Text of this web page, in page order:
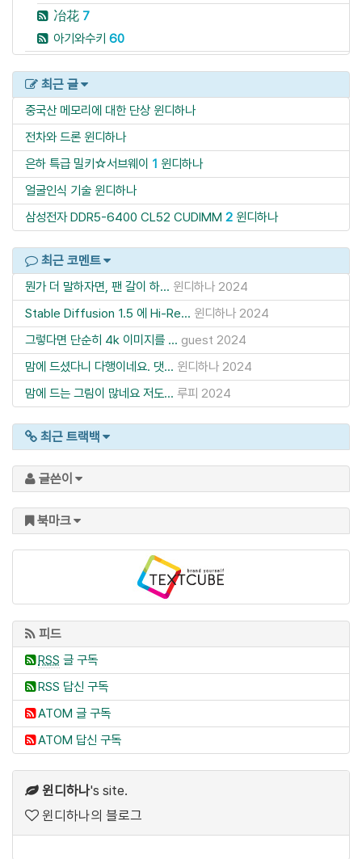
冶花 7
아기와수키 60
최근 글
중국산 메모리에 대한 단상 윈디하나
전차와 드론 윈디하나
은하 특급 밀키☆서브웨이 1 윈디하나
얼굴인식 기술 윈디하나
삼성전자 DDR5-6400 CL52 CUDIMM 2 윈디하나
최근 코멘트
뭔가 더 말하자면, 팬 갈이 하... 윈디하나 2024
Stable Diffusion 1.5 에 Hi-Re... 윈디하나 2024
그렇다면 단순히 4k 이미지를 ... guest 2024
맘에 드셨다니 다행이네요. 댓... 윈디하나 2024
맘에 드는 그림이 많네요 저도... 루피 2024
최근 트랙백
글쓴이
북마크
피드
RSS 글 구독
RSS 답신 구독
ATOM 글 구독
ATOM 답신 구독
윈디하나's site.
윈디하나의 블로그